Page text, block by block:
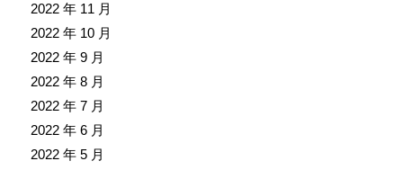
2022 年 11 月
2022 年 10 月
2022 年 9 月
2022 年 8 月
2022 年 7 月
2022 年 6 月
2022 年 5 月